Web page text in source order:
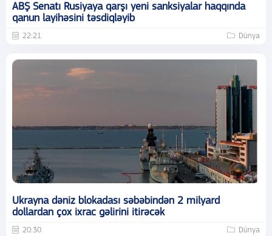
ABŞ Senatı Rusiyaya qarşı yeni sanksiyalar haqqında
qanun layihəsini təsdiqləyib
22:21 Dünya
Ukrayna dəniz blokadası səbəbindən 2 milyard
dollardan çox ixrac gəlirini itirəcək
20:30 Dünya